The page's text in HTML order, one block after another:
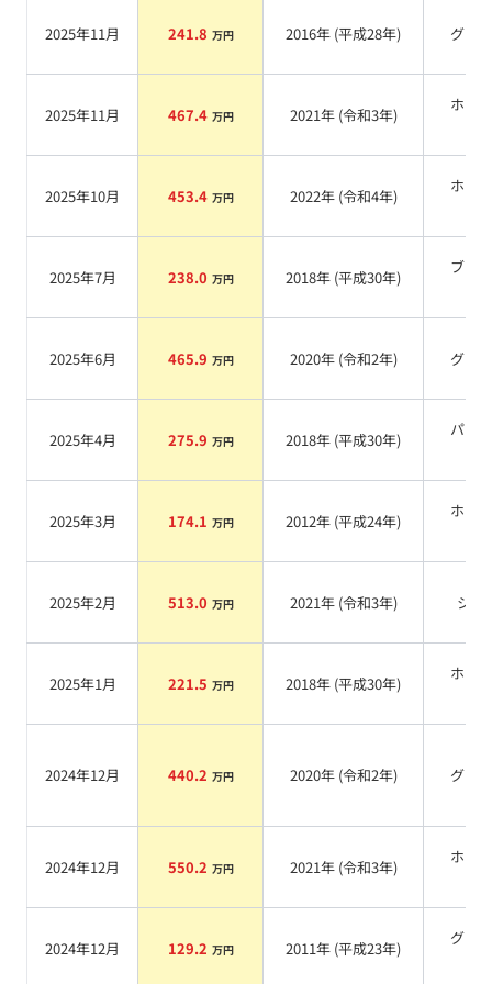
2025年11月 241.8 万円 2016年 (平成28年) グレー
2025年11月 467.4 万円 2021年 (令和3年)
ホワ
2025年10月 453.4 万円 2022年 (令和4年)
ホワ
2025年7月 238.0 万円 2018年 (平成30年)
ブラ
2025年6月 465.9 万円 2020年 (令和2年) グレー
2025年4月 275.9 万円 2018年 (平成30年)
パー
2025年3月 174.1 万円 2012年 (平成24年)
ホワ
2025年2月 513.0 万円 2021年 (令和3年) シロ
2025年1月 221.5 万円 2018年 (平成30年)
ホワ
2024年12月 440.2 万円 2020年 (令和2年) グレー
2024年12月 550.2 万円 2021年 (令和3年)
ホワ
2024年12月 129.2 万円 2011年 (平成23年)
グリ